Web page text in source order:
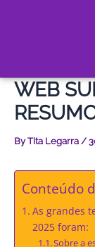
WEB
ByTita Legarra /
Conteúdo
As grandes
2025 foram:
Sobre a